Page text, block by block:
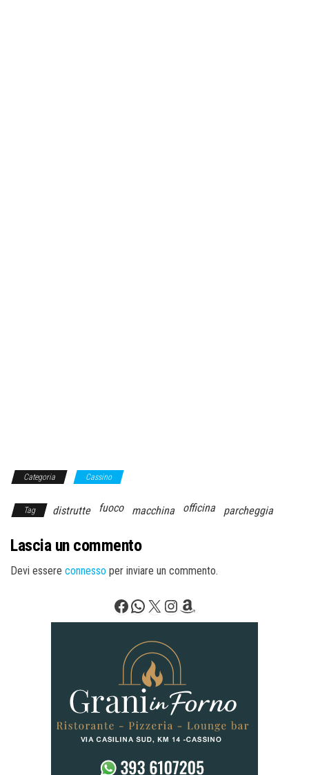
Categoria Cassino
Tag distrutte fuoco macchina officina parcheggia
Lascia un commento
Devi essere connesso per inviare un commento.
Facebook
WhatsApp
X Instagram
Amazon